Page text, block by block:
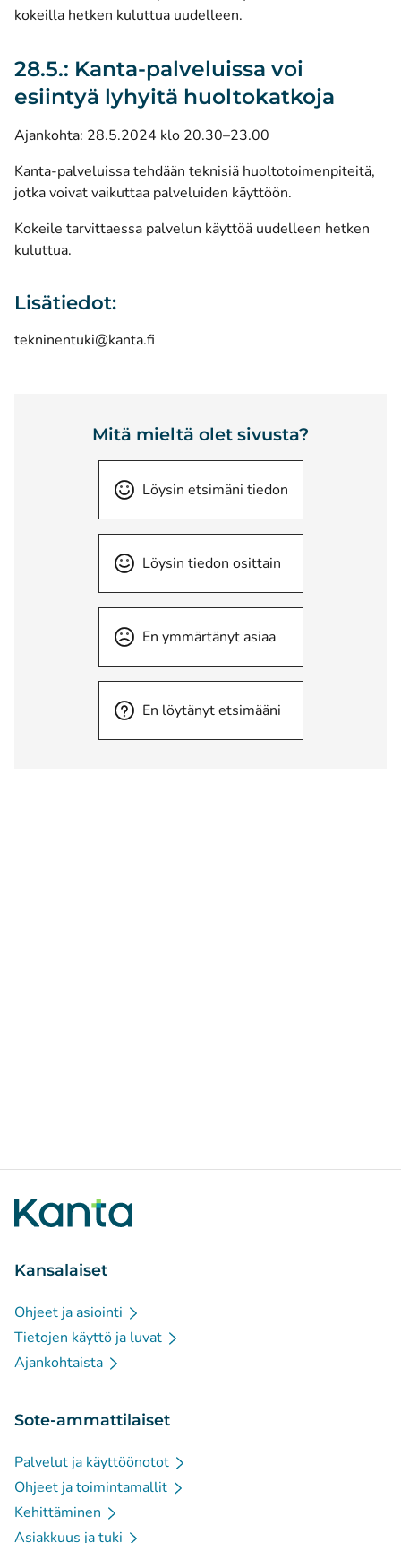
kokeilla hetken kuluttua uudelleen.
28.5.: Kanta-palveluissa voi
esiintyä lyhyitä huoltokatkoja
Ajankohta: 28.5.2024 klo 20.30–23.00
Kanta-palveluissa tehdään teknisiä huoltotoimenpiteitä,
jotka voivat vaikuttaa palveluiden käyttöön.
Kokeile tarvittaessa palvelun käyttöä uudelleen hetken
kuluttua.
Lisätiedot:
tekninentuki@kanta.fi
Mitä mieltä olet sivusta?
Löysin etsimäni tiedon
Löysin tiedon osittain
En ymmärtänyt asiaa
En löytänyt etsimääni
Kansalaiset
Ohjeet ja asiointi
Tietojen käyttö ja luvat
Ajankohtaista
Sote-ammattilaiset
Palvelut ja käyttöönotot
Ohjeet ja toimintamallit
Kehittäminen
Asiakkuus ja tuki